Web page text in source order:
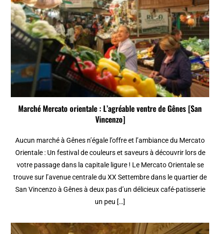
Marché Mercato orientale : L’agréable ventre de Gênes [San
Vincenzo]
Aucun marché à Gênes n’égale l’offre et l’ambiance du Mercato
Orientale : Un festival de couleurs et saveurs à découvrir lors de
votre passage dans la capitale ligure ! Le Mercato Orientale se
trouve sur l’avenue centrale du XX Settembre dans le quartier de
San Vincenzo à Gênes à deux pas d’un délicieux café-patisserie
un peu […]